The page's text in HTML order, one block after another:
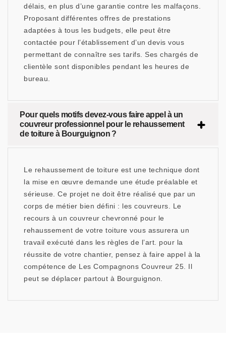
délais, en plus d’une garantie contre les malfaçons.
Proposant différentes offres de prestations
adaptées à tous les budgets, elle peut être
contactée pour l’établissement d’un devis vous
permettant de connaître ses tarifs. Ses chargés de
clientèle sont disponibles pendant les heures de
bureau.
Pour quels motifs devez-vous faire appel à un
couvreur professionnel pour le rehaussement
de toiture à Bourguignon ?
Le rehaussement de toiture est une technique dont
la mise en œuvre demande une étude préalable et
sérieuse. Ce projet ne doit être réalisé que par un
corps de métier bien défini : les couvreurs. Le
recours à un couvreur chevronné pour le
rehaussement de votre toiture vous assurera un
travail exécuté dans les règles de l’art. pour la
réussite de votre chantier, pensez à faire appel à la
compétence de Les Compagnons Couvreur 25. Il
peut se déplacer partout à Bourguignon.